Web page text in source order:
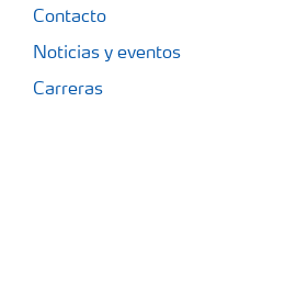
Contacto
Noticias y eventos
Carreras